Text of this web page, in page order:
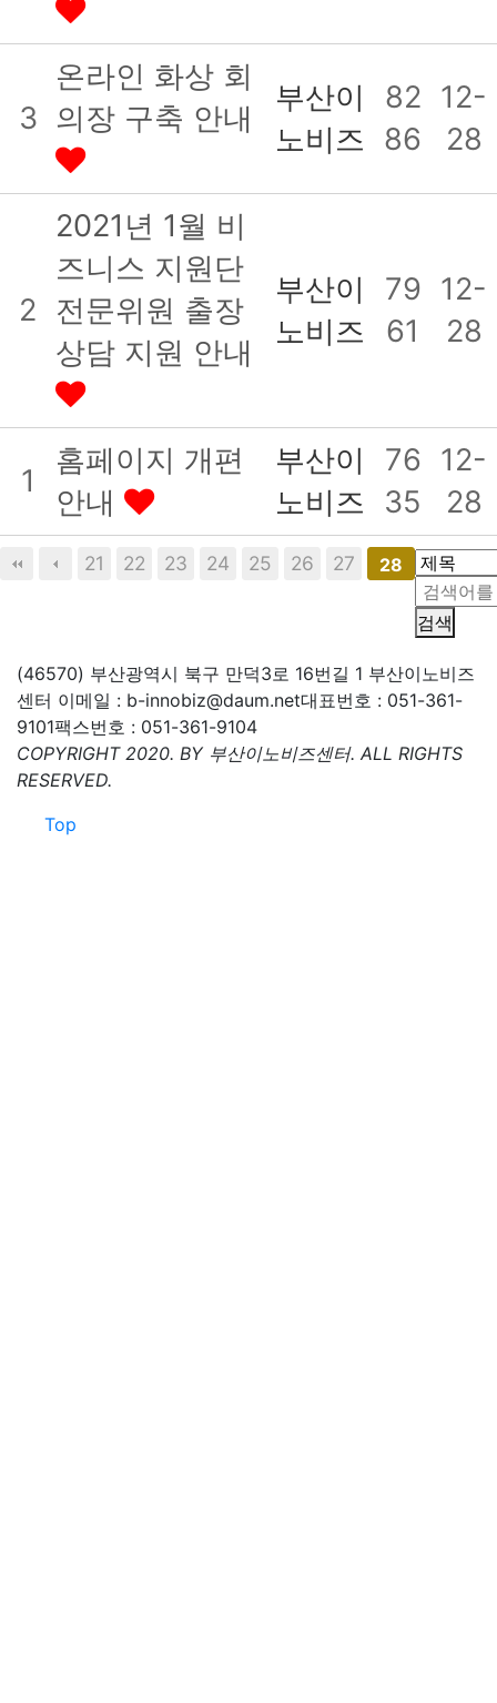
3
온라인 화상 회
의장 구축 안내
부산이
노비즈
82
86
12-
28
2
2021년 1월 비
즈니스 지원단
전문위원 출장
상담 지원 안내
부산이
노비즈
79
61
12-
28
1
홈페이지 개편
안내
부산이
노비즈
76
35
12-
28
21 22 23 24 25 26 27 28
검색
(46570) 부산광역시 북구 만덕3로 16번길 1 부산이노비즈
센터 이메일 : b-innobiz@daum.net대표번호 : 051-361-
9101팩스번호 : 051-361-9104
COPYRIGHT 2020. BY 부산이노비즈센터. ALL RIGHTS
RESERVED.
Top